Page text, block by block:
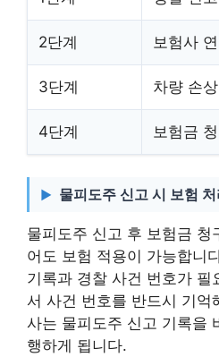
2단계 보험사
3단계 차량 손
4단계 보험금
물피도주 신고 시 보험 처
물피도주 신고 후 보험금 청
어도 보험 적용이 가능합니
기록과 경찰 사건 번호가 필
서 사건 번호를 반드시 기억
사는 물피도주 신고 기록을
행하게 됩니다.